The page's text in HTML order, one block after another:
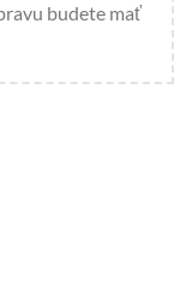
budete mať